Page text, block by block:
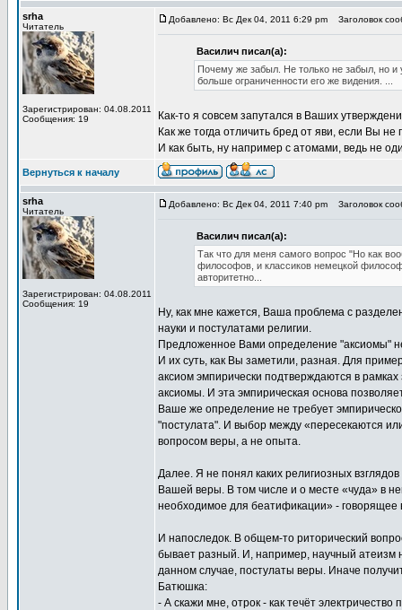
srha
Читатель
Зарегистрирован: 04.08.2011
Сообщения: 19
Добавлено: Вс Дек 04, 2011 6:29 pm Заголовок
Василич писал(а):
Почему же забыл. Не только не забыл, но и
больше ограниченности его же видения. ...
Как-то я совсем запутался в Ваших
Как же тогда отличить бред от яви, если Вы
И как быть, ну например с атомами, ведь не
Вернуться к началу
srha
Читатель
Зарегистрирован: 04.08.2011
Сообщения: 19
Добавлено: Вс Дек 04, 2011 7:40 pm Заголовок
Василич писал(а):
Так что для меня самого вопрос "Но как
философов, и классиков немецкой
авторитетно...
Ну, как мне кажется, Ваша проблема с
науки и постулатами религии.
Предложенное Вами определение "аксиомы"
И их суть, как Вы заметили, разная. Для
аксиом эмпирически подтверждаются в
аксиомы. И эта эмпирическая основа
Ваше же определение не требует
"постулата". И выбор между «пересекаются
вопросом веры, а не опыта.
Далее. Я не понял каких религиозных
Вашей веры. В том числе и о месте «чуда» в
необходимое для беатификации» - говорящее
И напоследок. В общем-то риторический
бывает разный. И, например, научный атеизм
данном случае, постулаты веры. Иначе
Батюшка:
- А скажи мне, отрок - как течёт электричество